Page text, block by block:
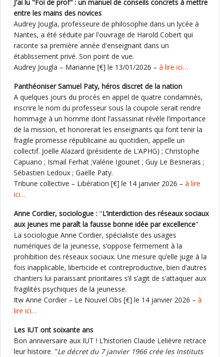
J'ai lu "Foi de prof" : un manuel de conseils concrets à mettre
entre les mains des novices
Audrey Jougla, professeure de philosophie dans un lycée à
Nantes, a été séduite par l'ouvrage de Harold Cobert qui
raconte sa première année d'enseignant dans un
établissement privé. Son point de vue.
Audrey Jougla – Marianne [€] le 13/01/2026 – à lire ici…
Panthéoniser Samuel Paty, héros discret de la nation
A quelques jours du procès en appel de quatre condamnés,
inscrire le nom du professeur sous la coupole serait rendre
hommage à un homme dont l’assassinat révèle l’importance
de la mission, et honorerait les enseignants qui font tenir la
fragile promesse républicaine au quotidien, appelle un
collectif. Joëlle Alazard (présidente de L’APHG) ; Christophe
Capuano ; Ismail Ferhat ;Valérie Igounet ; Guy Le Besnerais ;
Sébastien Ledoux ; Gaëlle Paty.
Tribune collective – Libération [€] le 14 janvier 2026 – à lire
ici…
Anne Cordier, sociologue : "L’interdiction des réseaux sociaux
aux jeunes me paraît la fausse bonne idée par excellence"
La sociologue Anne Cordier, spécialiste des usages
numériques de la jeunesse, s’oppose fermement à la
prohibition des réseaux sociaux. Une mesure qu’elle juge à la
fois inapplicable, liberticide et contreproductive, bien d’autres
chantiers lui paraissant prioritaires s’il s’agit de s’attaquer aux
fragilités psychiques de la jeunesse.
Itw Anne Cordier – Le Nouvel Obs [€] le 14 janvier 2026 – à
lire ici…
Les IUT ont soixante ans
Bon anniversaire aux IUT ! L’historien Claude Lelièvre retrace
leur histoire. "Le décret du 7 janvier 1966 crée les Instituts